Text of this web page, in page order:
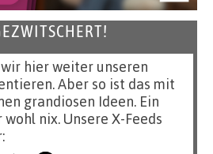
hier weiter unseren
Aber so ist das mit
grandiosen Ideen. Ein
nix. Unsere X-Feeds